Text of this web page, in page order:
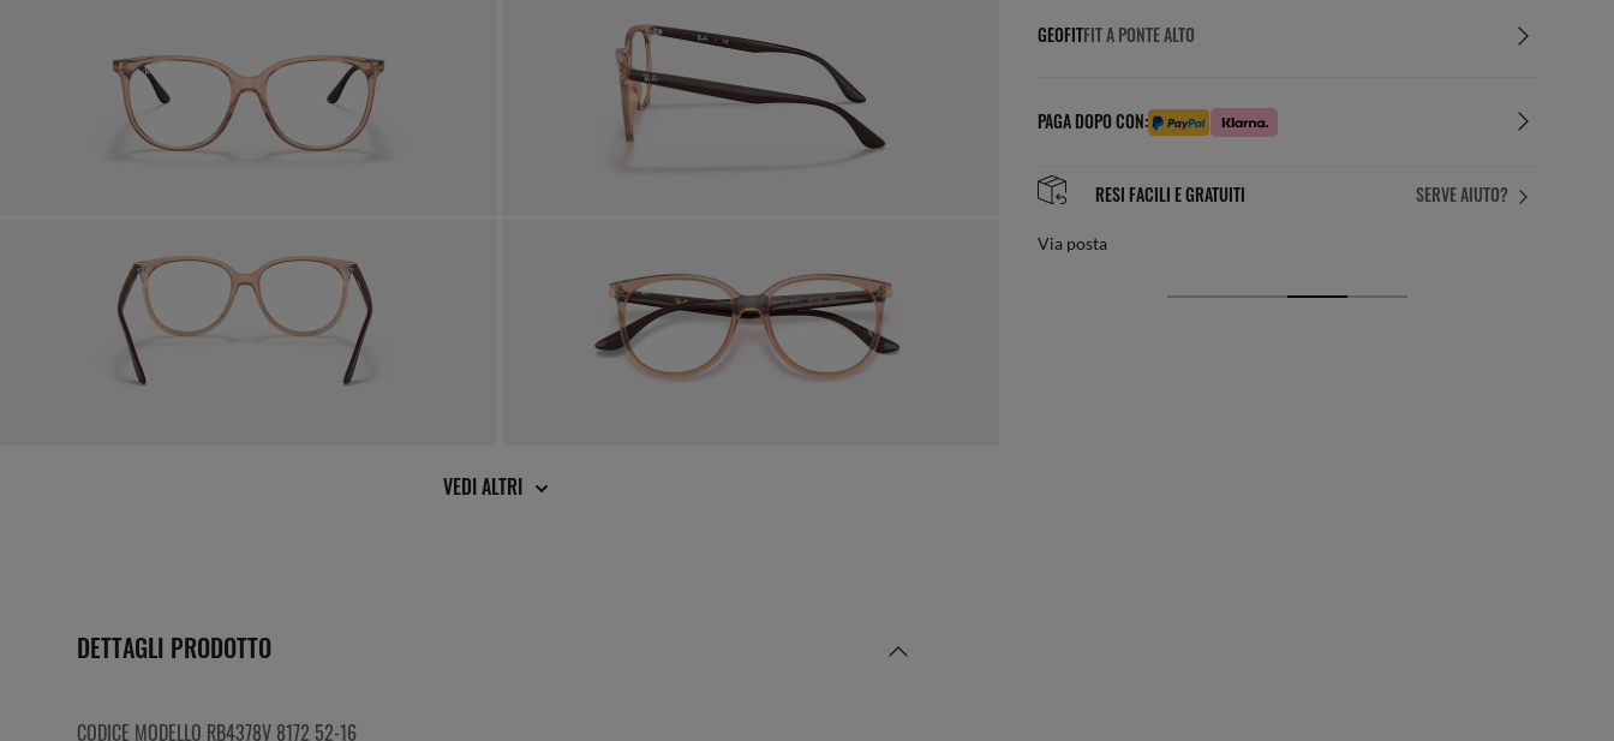
VEDI ALTRI
DETTAGLI PRODOTTO
CODICE MODELLO RB4378V 8172 52-16
GEOFITFIT A PONTE ALTO
PAGA DOPO CON:
SERVE AIUTO?
IL FIT PERFETTO
Regolazioni personalizzate gratuite